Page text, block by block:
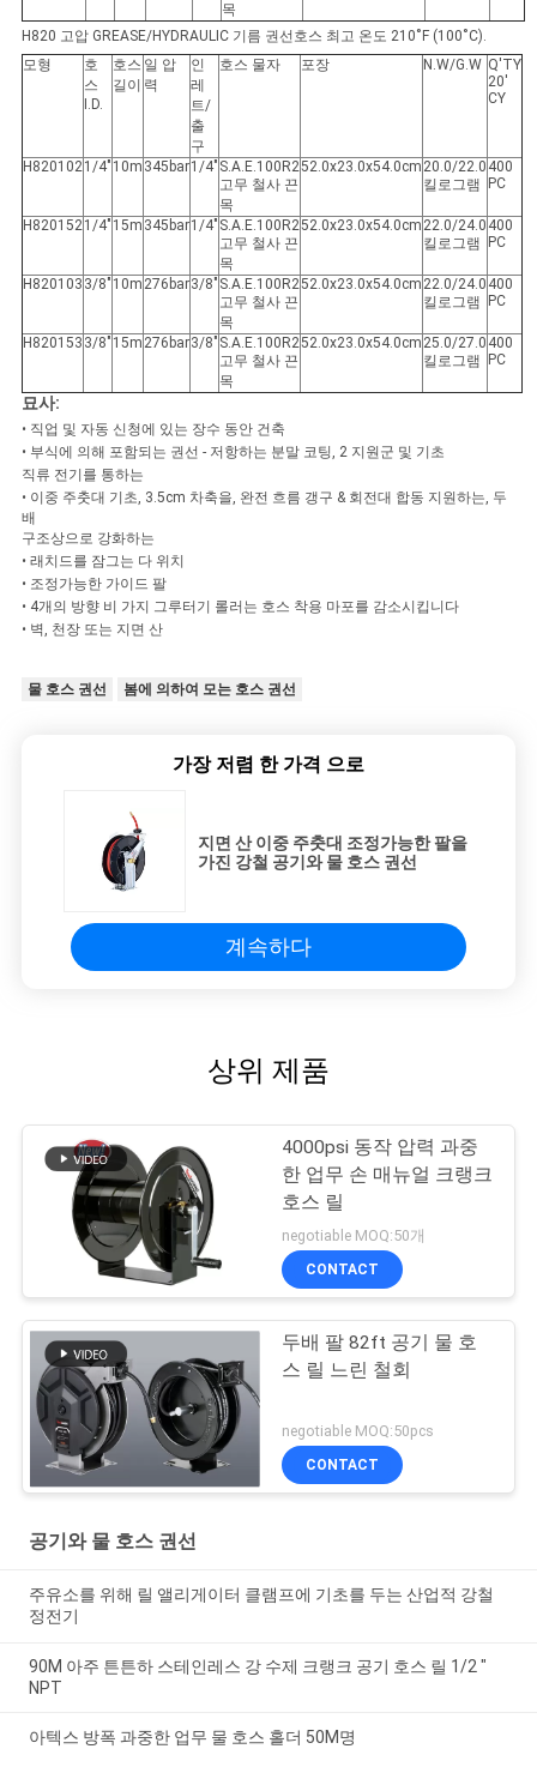
트
PRIVACY
POLICY
목
H820 고압 GREASE/HYDRAULIC 기름 권선 호스 최고 온도 210˚F (100˚C).
모형
호
스
I.D.
호스
길이
일 압
력
인
레
트/
출
구
호스 물자 포장 N.W/G.W Q'TY
20'
CY
H8201021/4" 10m 345bar1/4" S.A.E.100R2
고무 철사 끈
목
52.0x23.0x54.0cm 20.0/22.0
킬로그램
400
PC
H8201521/4" 15m 345bar1/4" S.A.E.100R2
고무 철사 끈
목
52.0x23.0x54.0cm 22.0/24.0
킬로그램
400
PC
H820103 3/8" 10m 276bar3/8" S.A.E.100R2
고무 철사 끈
목
52.0x23.0x54.0cm 22.0/24.0
킬로그램
400
PC
H820153 3/8" 15m 276bar3/8" S.A.E.100R2
고무 철사 끈
목
52.0x23.0x54.0cm 25.0/27.0
킬로그램
400
PC
묘사:
• 직업 및 자동 신청에 있는 장수 동안 건축
• 부식에 의해 포함되는 권선 - 저항하는 분말 코팅, 2 지원군 및 기초
직류 전기를 통하는
• 이중 주춧대 기초, 3.5cm 차축을, 완전 흐름 갱구 & 회전대 합동 지원하는, 두
배
구조상으로 강화하는
• 래치드를 잠그는 다 위치
• 조정가능한 가이드 팔
• 4개의 방향 비 가지 그루터기 롤러는 호스 착용 마포를 감소시킵니다
• 벽, 천장 또는 지면 산
물 호스 권선 봄에 의하여 모는 호스 권선
가장 저렴 한 가격 으로
지면 산 이중 주춧대 조정가능한 팔을
가진 강철 공기와 물 호스 권선
계속하다
상위 제품
4000psi 동작 압력 과중
한 업무 손 매뉴얼 크랭크
호스 릴
negotiable MOQ:50개
CONTACT
두배 팔 82ft 공기 물 호
스 릴 느린 철회
negotiable MOQ:50pcs
CONTACT
공기와 물 호스 권선
주유소를 위해 릴 앨리게이터 클램프에 기초를 두는 산업적 강철
정전기
90M 아주 튼튼하 스테인레스 강 수제 크랭크 공기 호스 릴 1/2 "
NPT
아텍스 방폭 과중한 업무 물 호스 홀더 50M명